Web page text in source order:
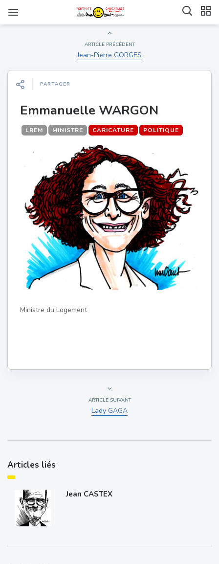
ARTICLE PRÉCÉDENT
Jean-Pierre GORGES
PARTAGER
Emmanuelle WARGON
LREM MINISTRE CARICATURE POLITIQUE
Ministre du Logement
ARTICLE SUIVANT
Lady GAGA
Articles liés
Jean CASTEX